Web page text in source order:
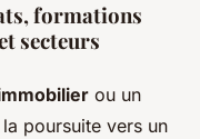
formations
secteurs
ou un
la poursuite vers un